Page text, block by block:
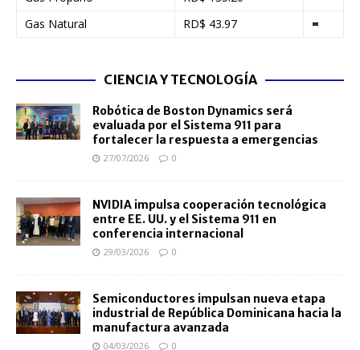
Gas Natural
RD$ 43.97 =
CIENCIA Y TECNOLOGÍA
Robótica de Boston Dynamics será
evaluada por el Sistema 911 para
fortalecer la respuesta a emergencias
27/07/2026 0
NVIDIA impulsa cooperación tecnológica
entre EE. UU. y el Sistema 911 en
conferencia internacional
29/03/2026 0
Semiconductores impulsan nueva etapa
industrial de República Dominicana hacia la
manufactura avanzada
04/03/2026 0